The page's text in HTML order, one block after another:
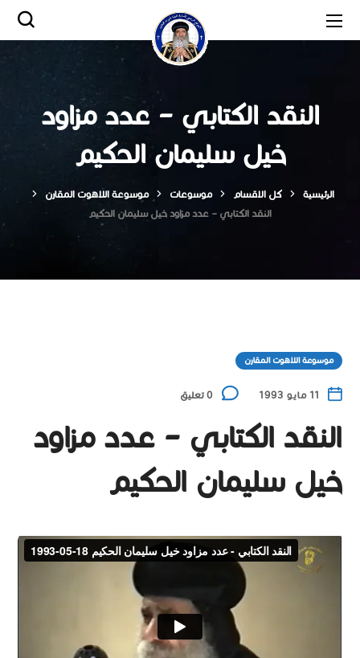
النقد الكتابي – عدد مزاود
خيل سليمان الحكيم
الرئيسية كل الاقسام موسوعات
موسوعة اللاهوت المقارن
النقد الكتابي – عدد مزاود خيل سليمان الحكيم
موسوعة اللاهوت المقارن
11 مايو 1993 0 تعليق
النقد الكتابي – عدد مزاود
خيل سليمان الحكيم